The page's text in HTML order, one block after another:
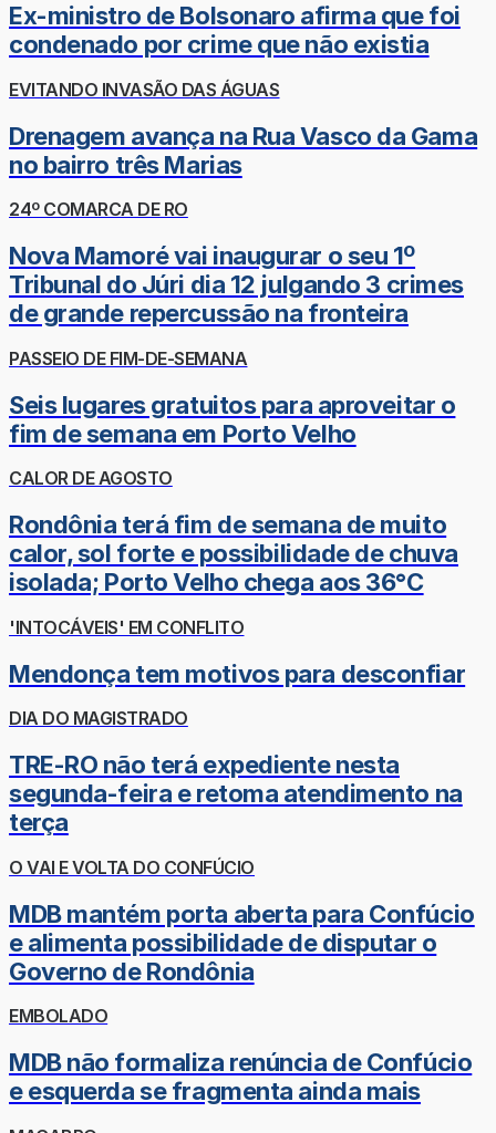
Ex-ministro de Bolsonaro afirma que foi
condenado por crime que não existia
EVITANDO INVASÃO DAS ÁGUAS
Drenagem avança na Rua Vasco da Gama
no bairro três Marias
24º COMARCA DE RO
Nova Mamoré vai inaugurar o seu 1º
Tribunal do Júri dia 12 julgando 3 crimes
de grande repercussão na fronteira
PASSEIO DE FIM-DE-SEMANA
Seis lugares gratuitos para aproveitar o
fim de semana em Porto Velho
CALOR DE AGOSTO
Rondônia terá fim de semana de muito
calor, sol forte e possibilidade de chuva
isolada; Porto Velho chega aos 36°C
'INTOCÁVEIS' EM CONFLITO
Mendonça tem motivos para desconfiar
DIA DO MAGISTRADO
TRE-RO não terá expediente nesta
segunda-feira e retoma atendimento na
terça
O VAI E VOLTA DO CONFÚCIO
MDB mantém porta aberta para Confúcio
e alimenta possibilidade de disputar o
Governo de Rondônia
EMBOLADO
MDB não formaliza renúncia de Confúcio
e esquerda se fragmenta ainda mais